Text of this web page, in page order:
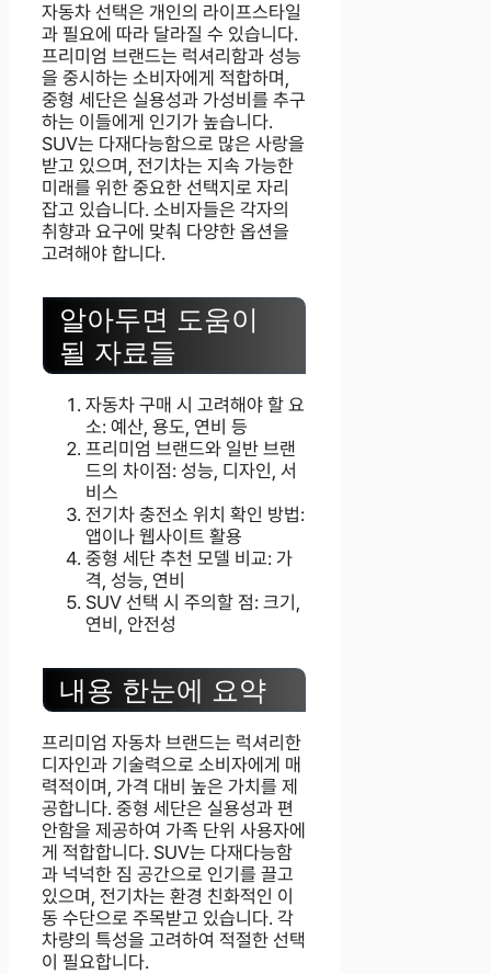
자동차 선택은 개인의 라이프스타일
과 필요에 따라 달라질 수 있습니다.
프리미엄 브랜드는 럭셔리함과 성능
을 중시하는 소비자에게 적합하며,
중형 세단은 실용성과 가성비를 추구
하는 이들에게 인기가 높습니다.
SUV는 다재다능함으로 많은 사랑을
받고 있으며, 전기차는 지속 가능한
미래를 위한 중요한 선택지로 자리
잡고 있습니다. 소비자들은 각자의
취향과 요구에 맞춰 다양한 옵션을
고려해야 합니다.
알아두면 도움이
될 자료들
자동차 구매 시 고려해야 할 요
소: 예산, 용도, 연비 등
프리미엄 브랜드와 일반 브랜
드의 차이점: 성능, 디자인, 서
비스
전기차 충전소 위치 확인 방법:
앱이나 웹사이트 활용
중형 세단 추천 모델 비교: 가
격, 성능, 연비
SUV 선택 시 주의할 점: 크기,
연비, 안전성
내용 한눈에 요약
프리미엄 자동차 브랜드는 럭셔리한
디자인과 기술력으로 소비자에게 매
력적이며, 가격 대비 높은 가치를 제
공합니다. 중형 세단은 실용성과 편
안함을 제공하여 가족 단위 사용자에
게 적합합니다. SUV는 다재다능함
과 넉넉한 짐 공간으로 인기를 끌고
있으며, 전기차는 환경 친화적인 이
동 수단으로 주목받고 있습니다. 각
차량의 특성을 고려하여 적절한 선택
이 필요합니다.